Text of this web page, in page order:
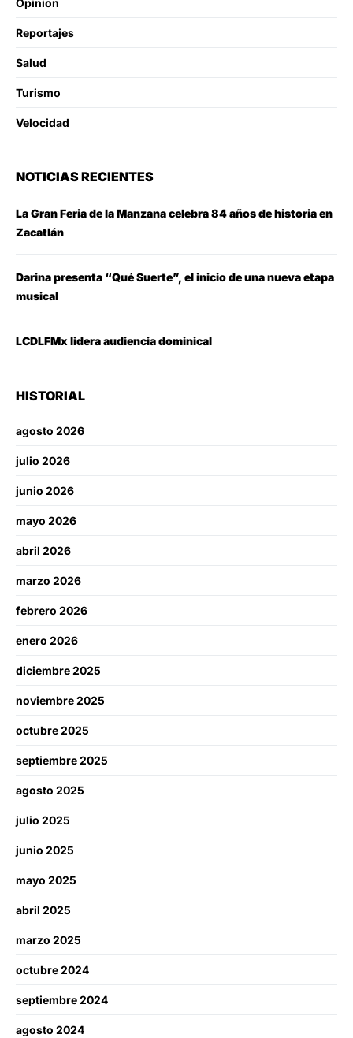
Opinion
Reportajes
Salud
Turismo
Velocidad
NOTICIAS RECIENTES
La Gran Feria de la Manzana celebra 84 años de historia en
Zacatlán
Darina presenta “Qué Suerte”, el inicio de una nueva etapa
musical
LCDLFMx lidera audiencia dominical
HISTORIAL
agosto 2026
julio 2026
junio 2026
mayo 2026
abril 2026
marzo 2026
febrero 2026
enero 2026
diciembre 2025
noviembre 2025
octubre 2025
septiembre 2025
agosto 2025
julio 2025
junio 2025
mayo 2025
abril 2025
marzo 2025
octubre 2024
septiembre 2024
agosto 2024